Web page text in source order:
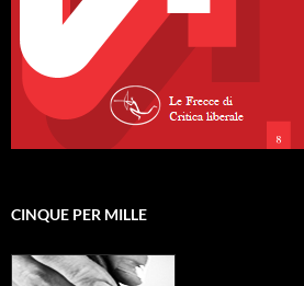
CINQUE PER MILLE